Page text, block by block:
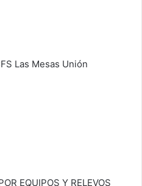
Las Mesas Unión
EQUIPOS Y RELEVOS